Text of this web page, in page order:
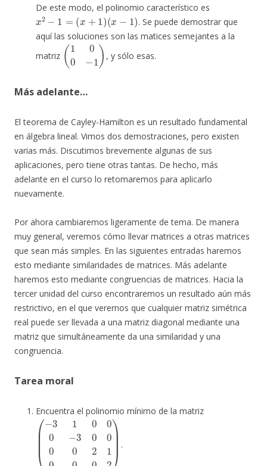
De este modo, el polinomio característico es
x2 −1=( x+1)(x −1)
. Se puede demostrar que
aquí las soluciones son las matices semejantes a la
matriz
(10 1
, y sólo esas.
Más adelante…
El teorema de Cayley-Hamilton es un resultado fundamental
en álgebra lineal. Vimos dos demostraciones, pero existen
varias más. Discutimos brevemente algunas de sus
aplicaciones, pero tiene otras tantas. De hecho, más
adelante en el curso lo retomaremos para aplicarlo
nuevamente.
Por ahora cambiaremos ligeramente de tema. De manera
muy general, veremos cómo llevar matrices a otras matrices
que sean más simples. En las siguientes entradas haremos
esto mediante similaridades de matrices. Más adelante
haremos esto mediante congruencias de matrices. Hacia la
tercer unidad del curso encontraremos un resultado aún más
restrictivo, en el que veremos que cualquier matriz simétrica
real puede ser llevada a una matriz diagonal mediante una
matriz que simultáneamente da una similaridad y una
congruencia.
Tarea moral
Encuentra el polinomio mínimo de la matriz
(− 31 0−3 00 02 1
.